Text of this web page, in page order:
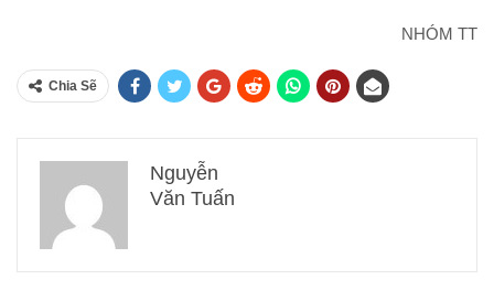
NHÓM TT
Chia Sẽ
Nguyễn
Văn Tuấn